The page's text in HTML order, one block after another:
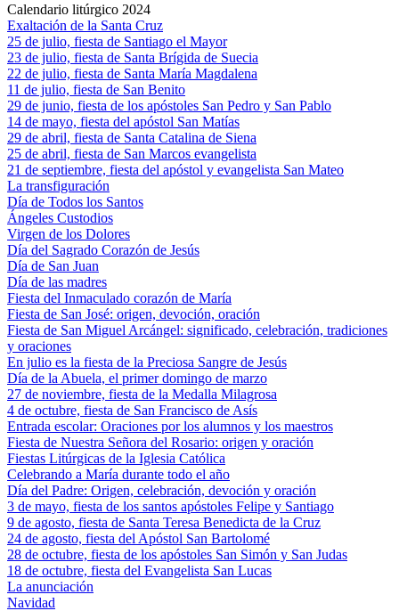
Calendario litúrgico 2024
Exaltación de la Santa Cruz
25 de julio, fiesta de Santiago el Mayor
23 de julio, fiesta de Santa Brígida de Suecia
22 de julio, fiesta de Santa María Magdalena
11 de julio, fiesta de San Benito
29 de junio, fiesta de los apóstoles San Pedro y San Pablo
14 de mayo, fiesta del apóstol San Matías
29 de abril, fiesta de Santa Catalina de Siena
25 de abril, fiesta de San Marcos evangelista
21 de septiembre, fiesta del apóstol y evangelista San Mateo
La transfiguración
Día de Todos los Santos
Ángeles Custodios
Virgen de los Dolores
Día del Sagrado Corazón de Jesús
Día de San Juan
Día de las madres
Fiesta del Inmaculado corazón de María
Fiesta de San José: origen, devoción, oración
Fiesta de San Miguel Arcángel: significado, celebración, tradiciones
y oraciones
En julio es la fiesta de la Preciosa Sangre de Jesús
Día de la Abuela, el primer domingo de marzo
27 de noviembre, fiesta de la Medalla Milagrosa
4 de octubre, fiesta de San Francisco de Asís
Entrada escolar: Oraciones por los alumnos y los maestros
Fiesta de Nuestra Señora del Rosario: origen y oración
Fiestas Litúrgicas de la Iglesia Católica
Celebrando a María durante todo el año
Día del Padre: Origen, celebración, devoción y oración
3 de mayo, fiesta de los santos apóstoles Felipe y Santiago
9 de agosto, fiesta de Santa Teresa Benedicta de la Cruz
24 de agosto, fiesta del Apóstol San Bartolomé
28 de octubre, fiesta de los apóstoles San Simón y San Judas
18 de octubre, fiesta del Evangelista San Lucas
La anunciación
Navidad